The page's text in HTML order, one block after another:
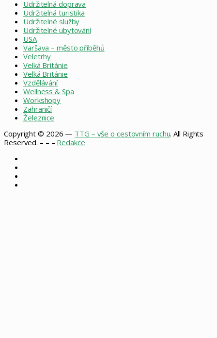
Udržitelná doprava
Udržitelná turistika
Udržitelné služby
Udržitelné ubytování
USA
Varšava – město příběhů
Veletrhy
Velká Británie
Velká Británie
Vzdělávání
Wellness & Spa
Workshopy
Zahraničí
Železnice
Copyright © 2026 — TTG – vše o cestovním ruchu. All Rights
Reserved. – – – Redakce